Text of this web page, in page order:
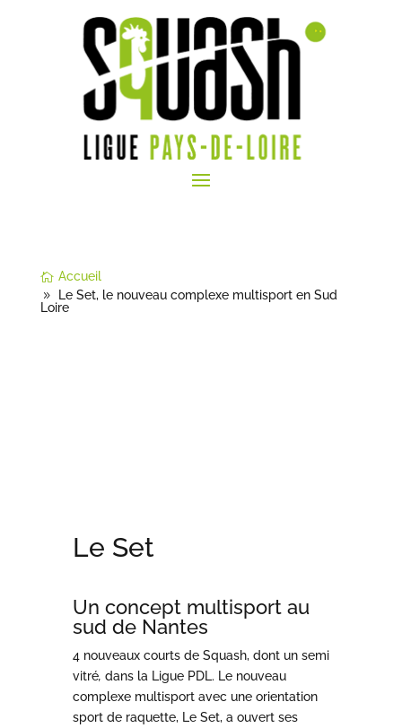
Accueil
Le Set, le nouveau complexe multisport en Sud
Loire
Le Set
Un concept multisport au
sud de Nantes
4 nouveaux courts de Squash, dont un semi
vitré, dans la Ligue PDL. Le nouveau
complexe multisport avec une orientation
sport de raquette, Le Set, a ouvert ses